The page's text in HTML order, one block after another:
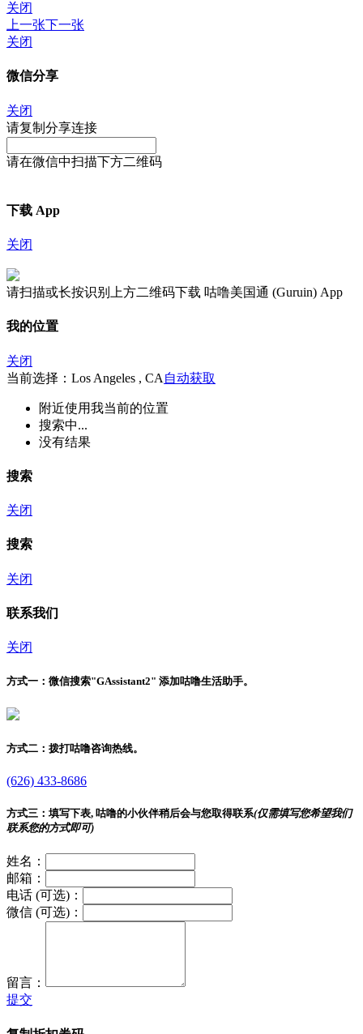
关闭
上一张下一张
关闭
微信分享
关闭
请复制分享连接
请在微信中扫描下方二维码
下载 App
关闭
请扫描或长按识别上方二维码下载 咕噜美国通 (Guruin) App
我的位置
关闭
当前选择：Los Angeles , CA 自动获取
附近使用我当前的位置
搜索中...
没有结果
搜索
关闭
搜索
关闭
联系我们
关闭
方式一： 微信搜索"GAssistant2" 添加咕噜生活助手。
方式二： 拨打咕噜咨询热线。
(626) 433-8686
方式三： 填写下表, 咕噜的小伙伴稍后会与您取得联系(仅需填写您希望我们
联系您的方式即可)
姓名：
邮箱：
电话 (可选)：
微信 (可选)：
留言：
提交